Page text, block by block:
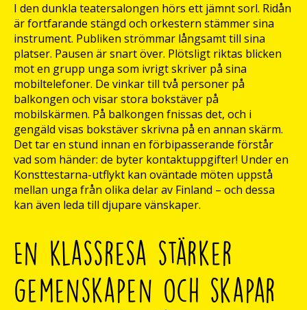
I den dunkla teatersalongen hörs ett jämnt sorl. Ridån
är fortfarande stängd och orkestern stämmer sina
instrument. Publiken strömmar långsamt till sina
platser. Pausen är snart över. Plötsligt riktas blicken
mot en grupp unga som ivrigt skriver på sina
mobiltelefoner. De vinkar till två personer på
balkongen och visar stora bokstäver på
mobilskärmen. På balkongen fnissas det, och i
gengäld visas bokstäver skrivna på en annan skärm.
Det tar en stund innan en förbipasserande förstår
vad som händer: de byter kontaktuppgifter! Under en
Konsttestarna-utflykt kan oväntade möten uppstå
mellan unga från olika delar av Finland – och dessa
kan även leda till djupare vänskaper.
En klassresa stärker
gemenskapen och skapar